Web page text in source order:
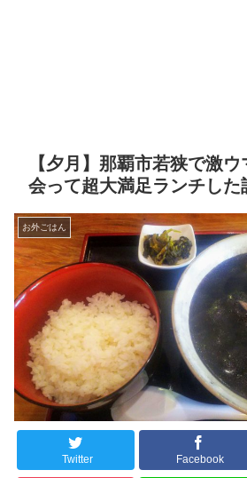
【夕月】那覇市若狭で激
会って超大満足ランチした
お外ごはん
Twitter Facebook